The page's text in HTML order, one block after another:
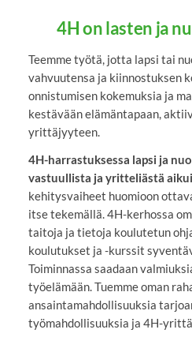
4H on lasten ja
Teemme työtä, jotta lapsi tai
vahvuutensa ja kiinnostuksen
onnistumisen kokemuksia ja
kestävään elämäntapaan,
yrittäjyyteen.
4H-harrastuksessa lapsi ja
vastuullista ja yritteliästä
kehitysvaiheet huomioon
itse tekemällä. 4H-kerhossa
taitoja ja tietoja koulutetun
koulutukset ja -kurssit
Toiminnassa saadaan
työelämään. Tuemme oman
ansaintamahdollisuuksia
työmahdollisuuksia ja 4H-